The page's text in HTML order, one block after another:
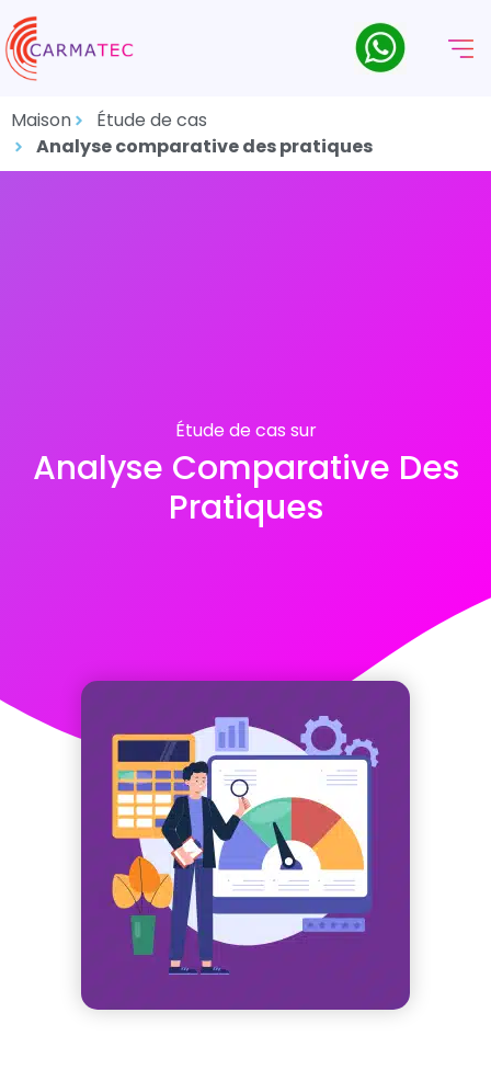
Maison
Étude de cas
Analyse comparative des pratiques
Étude de cas sur
Analyse Comparative Des
Pratiques